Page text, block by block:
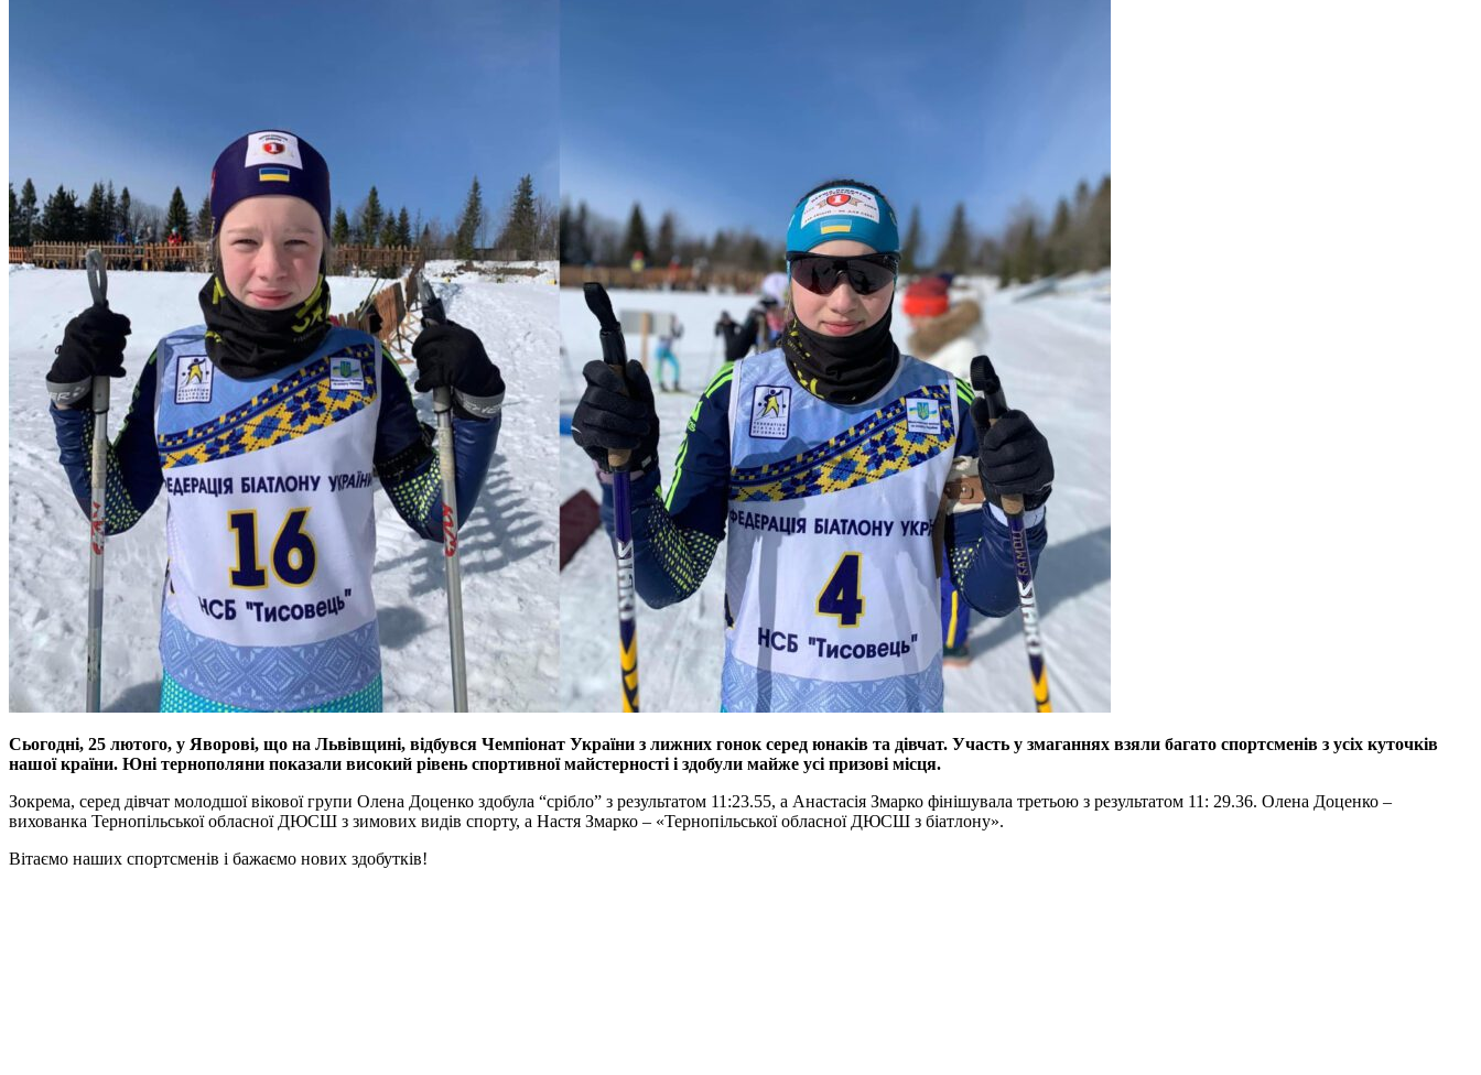
Сьогодні, 25 лютого, у Яворові, що на Львівщині, відбувся Чемпіонат України з лижних гонок серед юнаків та дівчат. Участь у змаганнях взяли багато спортсменів з усіх куточків
нашої країни. Юні тернополяни показали високий рівень спортивної майстерності і здобули майже усі призові місця.
Зокрема, серед дівчат молодшої вікової групи Олена Доценко здобула “срібло” з результатом 11:23.55, а Анастасія Змарко фінішувала третьою з результатом 11: 29.36. Олена Доценко –
вихованка Тернопільської обласної ДЮСШ з зимових видів спорту, а Настя Змарко – «Тернопільської обласної ДЮСШ з біатлону».
Вітаємо наших спортсменів і бажаємо нових здобутків!